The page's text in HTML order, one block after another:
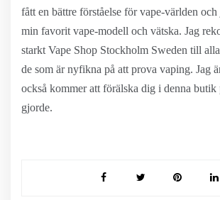
fått en bättre förståelse för vape-världen
min favorit vape-modell och vätska. Jag
starkt Vape Shop Stockholm Sweden till
de som är nyfikna på att prova vaping. Jag
också kommer att förälska dig i denna butik
gjorde.